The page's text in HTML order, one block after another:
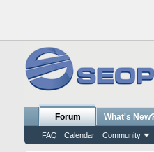
Forum
FAQ Calendar Community
What's